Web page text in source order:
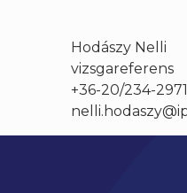
Hodászy Nelli
vizsgareferens
+36-20/234-2971